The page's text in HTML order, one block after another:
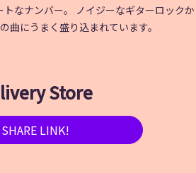
なナンバー。 ノイジーなギターロック
曲にうまく盛り込まれています。
Store
SHARE LINK!